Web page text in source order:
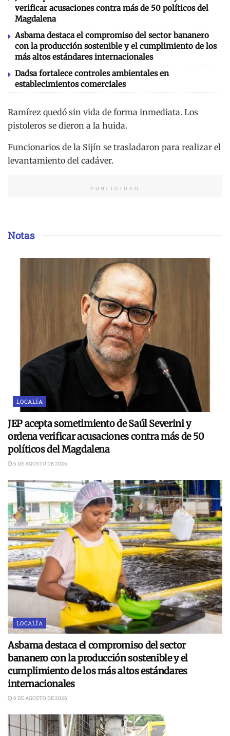
verificar acusaciones contra más de 50 políticos del
Magdalena
Asbama destaca el compromiso del sector bananero
con la producción sostenible y el cumplimiento de los
más altos estándares internacionales
Dadsa fortalece controles ambientales en
establecimientos comerciales
Ramírez quedó sin vida de forma inmediata. Los
pistoleros se dieron a la huida.
Funcionarios de la Sijín se trasladaron para realizar el
levantamiento del cadáver.
PUBLICIDAD
Notas
LOCALÍA
JEP acepta sometimiento de Saúl Severini y
ordena verificar acusaciones contra más de 50
políticos del Magdalena
6 DE AGOSTO DE 2026
LOCALÍA
Asbama destaca el compromiso del sector
bananero con la producción sostenible y el
cumplimiento de los más altos estándares
internacionales
6 DE AGOSTO DE 2026